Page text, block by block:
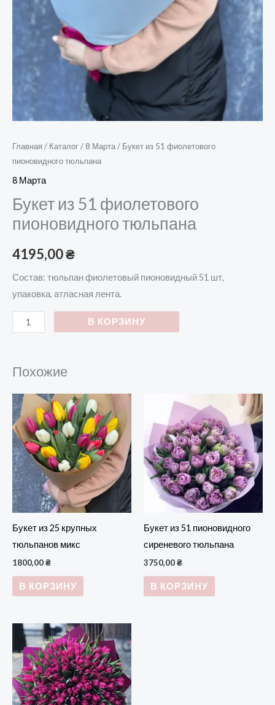
Главная / Каталог/ 8 Марта/ Букет из 51 фиолетового
пионовидного тюльпана
8 Марта
Букет из 51 фиолетового
пионовидного тюльпана
4195,00₴
Состав: тюльпан фиолетовый пионовидный 51 шт,
упаковка, атласная лента.
В КОРЗИНУ
Похожие
Букет из 25 крупных
тюльпанов микс
1800,00₴
В КОРЗИНУ
Букет из 51 пионовидного
сиреневого тюльпана
3750,00₴
В КОРЗИНУ